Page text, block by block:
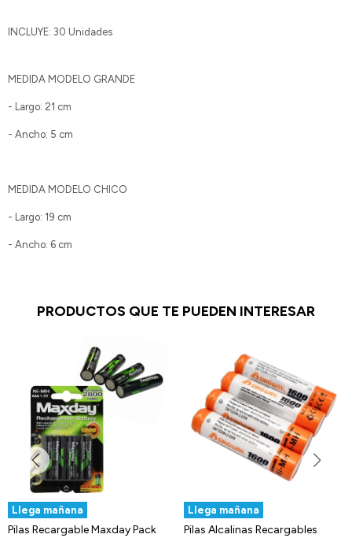
INCLUYE: 30 Unidades
MEDIDA MODELO GRANDE
- Largo: 21 cm
- Ancho: 5 cm
MEDIDA MODELO CHICO
- Largo: 19 cm
- Ancho: 6 cm
PRODUCTOS QUE TE PUEDEN INTERESAR
Llega mañana
Pilas Recargable Maxday Pack
Llega mañana
Pilas Alcalinas Recargables